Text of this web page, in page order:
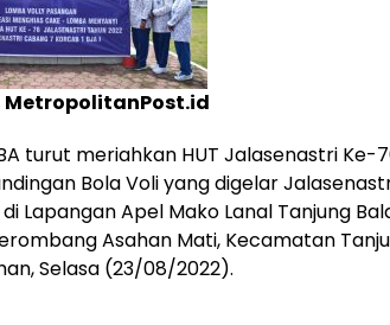
MetropolitanPost.id
turut meriahkan HUT Jalasenastri Ke-
Bola Voli yang digelar
Lapangan Apel Mako Lanal Tanjung
Asahan Mati, Kecamatan
Selasa (23/08/2022).